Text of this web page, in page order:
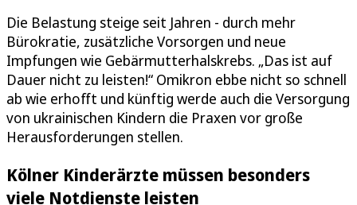
Die Belastung steige seit Jahren - durch mehr
Bürokratie, zusätzliche Vorsorgen und neue
Impfungen wie Gebärmutterhalskrebs. „Das ist auf
Dauer nicht zu leisten!“ Omikron ebbe nicht so schnell
ab wie erhofft und künftig werde auch die Versorgung
von ukrainischen Kindern die Praxen vor große
Herausforderungen stellen.
Kölner Kinderärzte müssen besonders
viele Notdienste leisten